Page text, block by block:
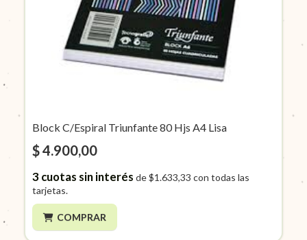
Block C/Espiral Triunfante 80 Hjs A4 Lisa
$ 4.900,00
3cuotas sin interés de$1.633,33 con todas las
tarjetas.
COMPRAR